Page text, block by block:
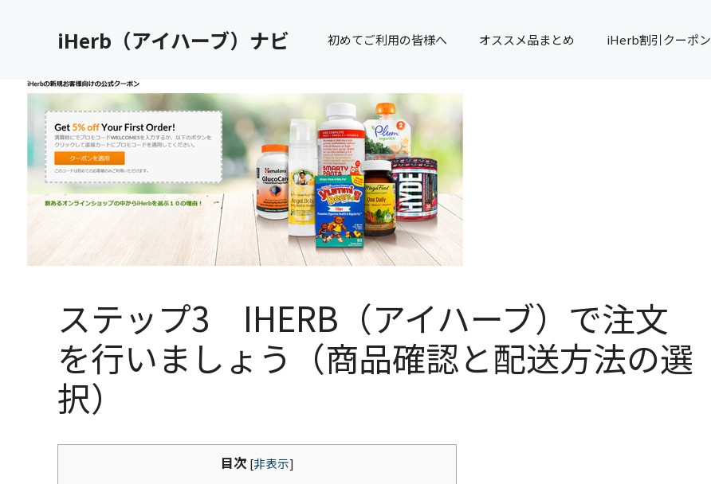
iHerb（アイハーブ）ナビ 初めてご利用の皆様へ オススメ品まとめ iHerb割引クーポン
ステップ3 IHERB（アイハーブ）で注文
を行いましょう（商品確認と配送方法の選
択）
目次 [非表示]